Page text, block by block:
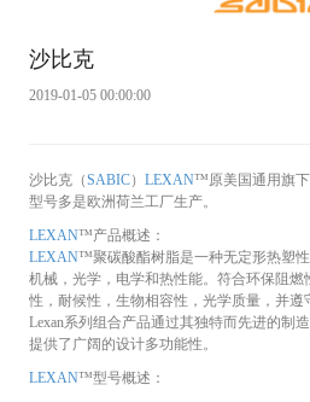
沙比克
2019-01-05 00:00:00
沙比克（SABIC） LEXAN™原美国通用旗
型号多是欧洲荷兰工厂生产。
LEXAN™产品概述：
LEXAN™聚碳酸酯树脂是一种无定形热塑性
机械，光学，电学和热性能。符合环保阻
性，耐候性，生物相容性，光学质量，并遵
Lexan系列组合产品通过其独特而先进的制
提供了广阔的设计多功能性。
LEXAN™型号概述：